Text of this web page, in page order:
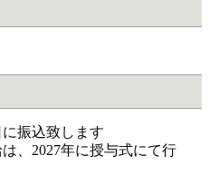
振込致します
、2027年に授与式にて行